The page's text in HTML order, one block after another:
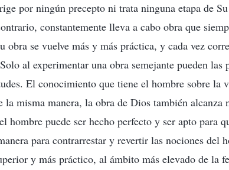
por ningún precepto ni trata ninguna etapa de
constantemente lleva a cabo obra que
obra se vuelve más y más práctica, y cada vez
al experimentar una obra semejante pueden las
El conocimiento que tiene el hombre sobre la
la misma manera, la obra de Dios también alcanza
hombre puede ser hecho perfecto y ser apto para
para contrarrestar y revertir las nociones del
y más práctico, al ámbito más elevado de la